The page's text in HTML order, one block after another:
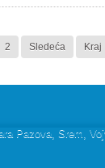
2 Sledeća Kraj